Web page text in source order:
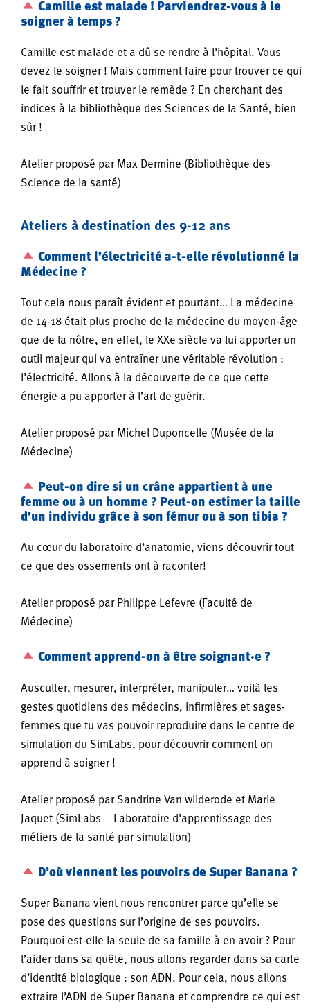
Camille est malade ! Parviendrez-vous à le
soigner à temps ?
Camille est malade et a dû se rendre à l’hôpital. Vous
devez le soigner ! Mais comment faire pour trouver ce qui
le fait souffrir et trouver le remède ? En cherchant des
indices à la bibliothèque des Sciences de la Santé, bien
sûr !
Atelier proposé par Max Dermine (Bibliothèque des
Science de la santé)
Ateliers à destination des 9-12 ans
Comment l’électricité a-t-elle révolutionné la
Médecine ?
Tout cela nous paraît évident et pourtant… La médecine
de 14-18 était plus proche de la médecine du moyen-âge
que de la nôtre, en effet, le XXe siècle va lui apporter un
outil majeur qui va entraîner une véritable révolution :
l’électricité. Allons à la découverte de ce que cette
énergie a pu apporter à l’art de guérir.
Atelier proposé par Michel Duponcelle (Musée de la
Médecine)
Peut-on dire si un crâne appartient à une
femme ou à un homme ? Peut-on estimer la taille
d’un individu grâce à son fémur ou à son tibia ?
Au cœur du laboratoire d’anatomie, viens découvrir tout
ce que des ossements ont à raconter!
Atelier proposé par Philippe Lefevre (Faculté de
Médecine)
Comment apprend-on à être soignant·e ?
Ausculter, mesurer, interpréter, manipuler… voilà les
gestes quotidiens des médecins, infirmières et sages-
femmes que tu vas pouvoir reproduire dans le centre de
simulation du SimLabs, pour découvrir comment on
apprend à soigner !
Atelier proposé par Sandrine Van wilderode et Marie
Jaquet (SimLabs – Laboratoire d’apprentissage des
métiers de la santé par simulation)
D’où viennent les pouvoirs de Super Banana ?
Super Banana vient nous rencontrer parce qu’elle se
pose des questions sur l’origine de ses pouvoirs.
Pourquoi est-elle la seule de sa famille à en avoir ? Pour
l’aider dans sa quête, nous allons regarder dans sa carte
d’identité biologique : son ADN. Pour cela, nous allons
extraire l’ADN de Super Banana et comprendre ce qui est